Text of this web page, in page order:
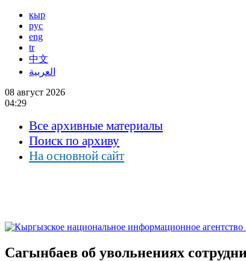
кыр
рус
eng
tr
中文
العربية
08 август 2026
04:29
Все архивные материалы
Поиск по архиву
На основной сайт
Сагынбаев об увольнениях